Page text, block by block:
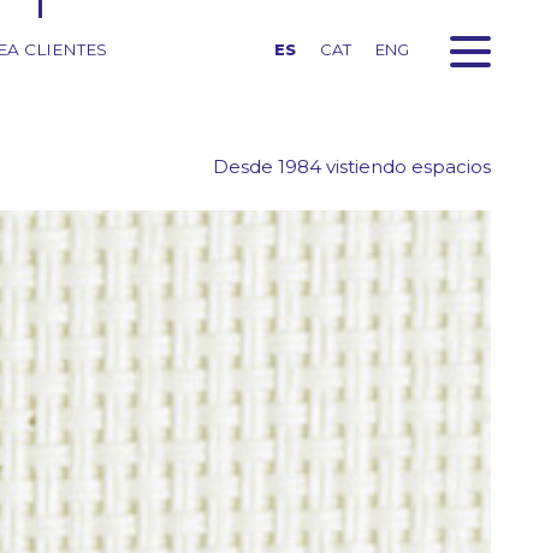
ES CAT ENG
Desde 1984 vistiendo espacios
CLIENTES